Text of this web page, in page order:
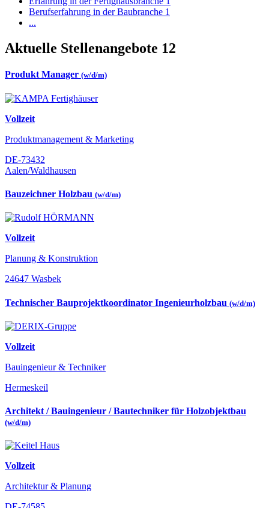
Berufserfahrung in der Baubranche 1
...
Aktuelle Stellenangebote 12
Produkt Manager (w/d/m)
Vollzeit
Produktmanagement & Marketing
DE-73432
Aalen/Waldhausen
Bauzeichner Holzbau (w/d/m)
Vollzeit
Planung & Konstruktion
24647 Wasbek
Technischer Bauprojektkoordinator Ingenieurholzbau (w/d/m)
Vollzeit
Bauingenieur & Techniker
Hermeskeil
Architekt / Bauingenieur / Bautechniker für Holzobjektbau
(w/d/m)
Vollzeit
Architektur & Planung